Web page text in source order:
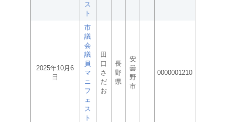
ス
ト
2025年10月6
日
市
議
会
議
員
マ
ニ
フ
ェ
ス
ト
田
口
さ
だ
お
長
野
県
安
曇
野
市
0000001210